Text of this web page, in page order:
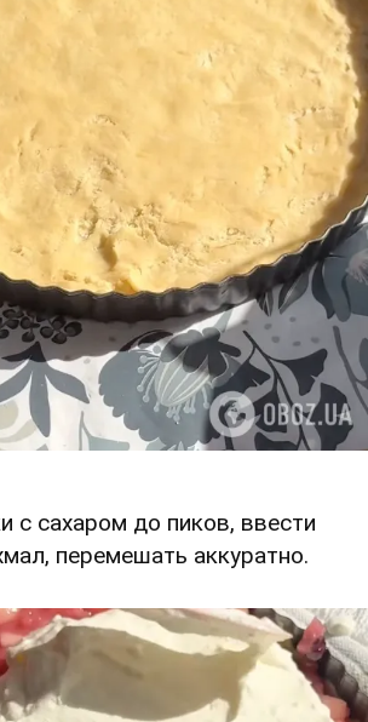
с сахаром до пиков, ввести
перемешать аккуратно.